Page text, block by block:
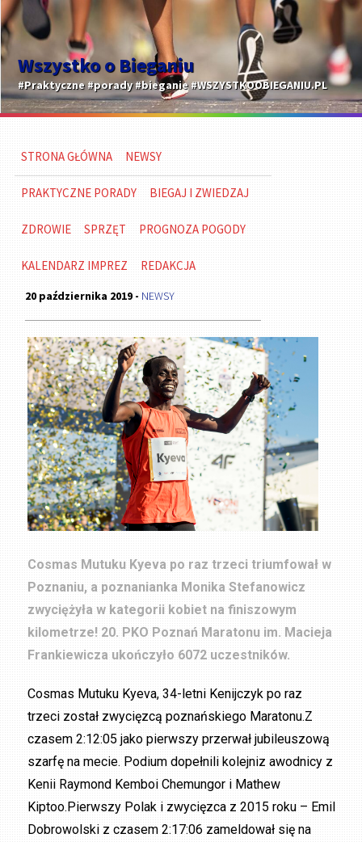
Wszystko o Bieganiu
#Praktyczne #porady #bieganie #WSZYSTKOOBIEGANIU.PL
STRONA GŁÓWNA NEWSY
PRAKTYCZNE PORADY BIEGAJ I ZWIEDZAJ
ZDROWIE SPRZĘT PROGNOZA POGODY
KALENDARZ IMPREZ REDAKCJA
20 października 2019 - NEWSY
Cosmas Mutuku Kyeva po raz trzeci triumfował w
Poznaniu, a poznanianka Monika Stefanowicz
zwyciężyła w kategorii kobiet na finiszowym
kilometrze! 20. PKO Poznań Maratonu im. Macieja
Frankiewicza ukończyło 6072 uczestników.
Cosmas Mutuku Kyeva, 34-letni Kenijczyk po raz
trzeci został zwycięzcą poznańskiego Maratonu.Z
czasem 2:12:05 jako pierwszy przerwał jubileuszową
szarfę na mecie. Podium dopełnili kolejniz awodnicy z
Kenii Raymond Kemboi Chemungor i Mathew
Kiptoo.Pierwszy Polak i zwycięzca z 2015 roku – Emil
Dobrowolski z czasem 2:17:06 zameldował się na